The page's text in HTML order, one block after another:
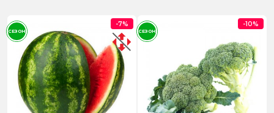
-7%
СЕЗОН
-10%
СЕЗОН